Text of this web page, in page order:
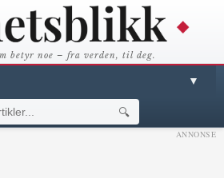
betyr noe – fra verden, til deg.
▼
🔍
ANNONSE